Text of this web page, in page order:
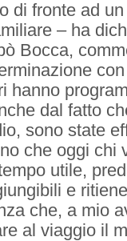
di fronte ad
– ha
Bocca,
hanno
dal fatto
sono state
che oggi chi
utile,
e
che, a mio
al viaggio il